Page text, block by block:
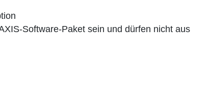
Software-Paket sein und dürfen nicht aus